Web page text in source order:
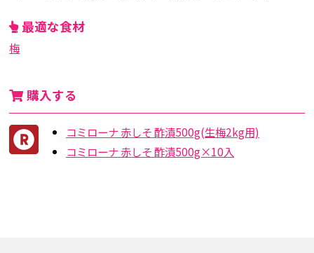
最適な食材
梅
購入する
コミローナ 赤しそ 酢漬500g(生梅2kg用)
コミローナ 赤しそ 酢漬500g×10入